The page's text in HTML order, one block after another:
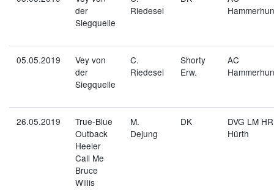
der
Siegquelle
Riedesel
05.05.2019
Vey von
der
Siegquelle
C.
Riedesel
Shorty
Erw.
AC
26.05.2019
True-Blue
Outback
Heeler
Call Me
Bruce
Willis
M.
Dejung
DK
DVG LM
Hürth